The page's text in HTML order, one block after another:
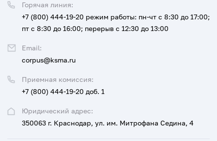
Юридический адрес:
350063 г. Краснодар, ул. им. Митрофана Седина, 4
Приемная комиссия:
+7 (800) 444-19-20 доб. 1
Горячая линия:
+7 (800) 444-19-20 режим работы: пн-чт с 8:30 до 17:00;
пт с 8:30 до 16:00; перерыв с 12:30 до 13:00
Email:
corpus@ksma.ru